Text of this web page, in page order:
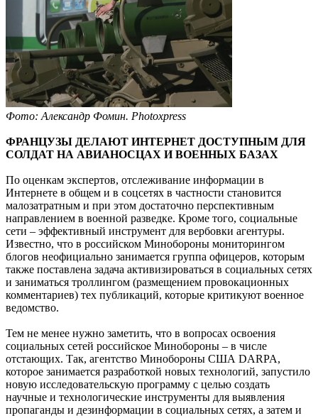
Фото: Александр Фомин. Photoxpress
ФРАНЦУЗЫ ДЕЛАЮТ ИНТЕРНЕТ ДОСТУПНЫМ ДЛЯ
СОЛДАТ НА АВИАНОСЦАХ И ВОЕННЫХ БАЗАХ
По оценкам экспертов, отслеживание информации в
Интернете в общем и в соцсетях в частности становится
малозатратным и при этом достаточно перспективным
направлением в военной разведке. Кроме того, социальные
сети – эффективный инструмент для вербовки агентуры.
Известно, что в российском Минобороны мониторингом
блогов неофициально занимается группа офицеров, которым
также поставлена задача активизироваться в социальных сетях
и заниматься троллингом (размещением провокационных
комментариев) тех публикаций, которые критикуют военное
ведомство.
Тем не менее нужно заметить, что в вопросах освоения
социальных сетей российское Минобороны – в числе
отстающих. Так, агентство Минобороны США DARPA,
которое занимается разработкой новых технологий, запустило
новую исследовательскую программу с целью создать
научные и технологические инструменты для выявления
пропаганды и дезинформации в социальных сетях, а затем и